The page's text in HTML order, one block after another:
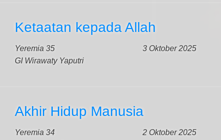
Ketaatan kepada Allah
Yeremia 35
3 Oktober 2025
GI Wirawaty Yaputri
Akhir Hidup Manusia
Yeremia 34
2 Oktober 2025